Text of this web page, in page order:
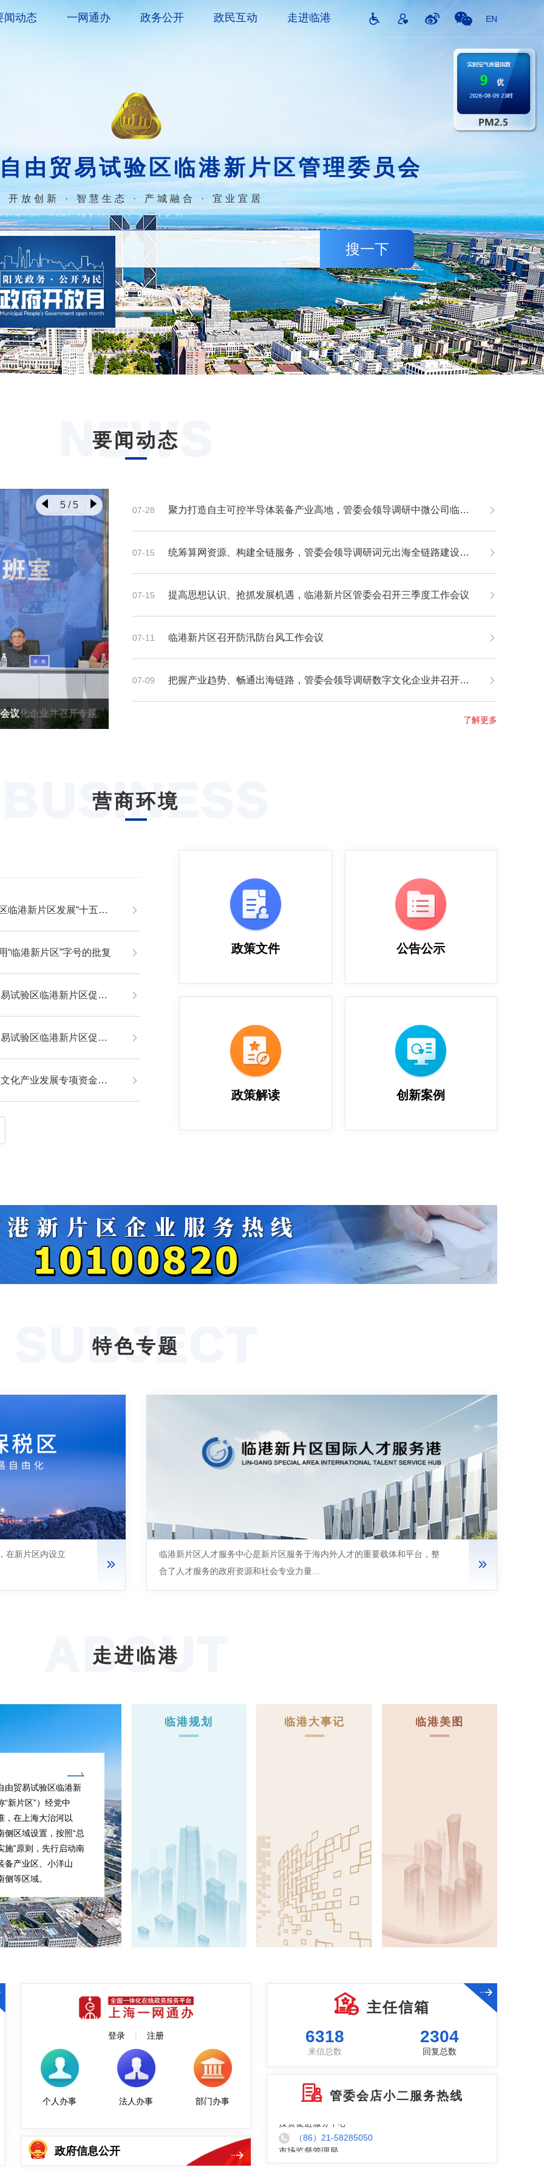
闻动态 一网通办 政务公开 政民互动 走进临港 EN
由贸易试验区临港新片区管理委员会
开放创新 · 智慧生态 · 产城融合 · 宜业宜居
要闻动态
NEWS
5 /5
文化企业并召开专题
调研中微公司临港总
出海全链路建设工作
召开三季度工作会议
议
文化企业并召开专题
07-28 聚力打造自主可控半导体装备产业高地，管委会领导调研中微公司临港总部
07-15 统筹算网资源、构建全链服务，管委会领导调研词元出海全链路建设工作
07-15 提高思想认识、抢抓发展机遇，临港新片区管委会召开三季度工作会议
07-11 临港新片区召开防汛防台风工作会议
07-09 把握产业趋势、畅通出海链路，管委会领导调研数字文化企业并召开专题座谈会
了解更多
营商环境
BUSINESS
发展“十五五”规划》的通知
“临港新片区”字号的批复
进旅游产业发展专项资金的通知
进文化产业发展专项资金的通知
专项资金（7-12条）的通知
政策文件 公告公示
政策解读 创新案例
特色专题
SUBJECT
在新片区内设立
临港新片区人才服务中心是新片区服务于海内外人才的重要载体和平台，整
合了人才服务的政府资源和社会专业力量…
走进临港
ABOUT
由贸易试验区临港新
“新片区”）经党中
，在上海大治河以
侧区域设置，按照“总
施”原则，先行启动南
备产业区、小洋山
等区域。
临港规划 临港大事记 临港美图
登录 | 注册
个人办事 法人办事 部门办事
政府信息公开
主任信箱
6318
来信总数
2304
回复总数
管委会店小二服务热线
（86）21-58282193
临港新片区企业服务线上咨询热线
（86）21-10100820
行政服务中心
国际人才服务港
（86）21-68289698
投资促进服务中心
市场监督管理局
（86）21-68286608